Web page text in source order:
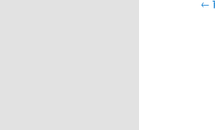
←